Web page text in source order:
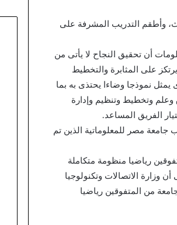
وأطقم التدريب المشرفة على
أن تحقيق النجاح لا يأتى من
على المثابرة والتخطيط
يمثل نموذجا وضاءا يحتذى به بما
وتخطيط وتنظيم وإدارة
الفريق المساعد.
مصر للمعلوماتية الذين تم
رياضيا منظومة متكاملة
وزارة الاتصالات وتكنولوجيا
من المتفوقين رياضيا